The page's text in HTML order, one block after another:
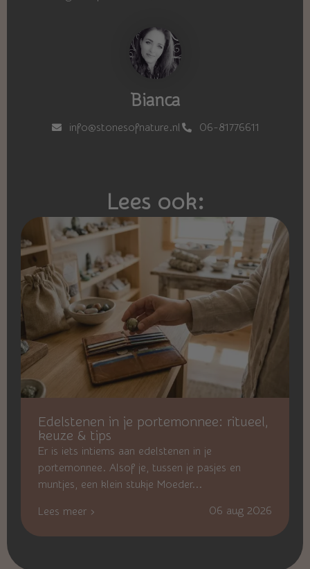
Bianca
info@stonesofnature.nl 06-81776611
Lees ook:
Edelstenen in je portemonnee: ritueel,
keuze & tips
Er is iets intiems aan edelstenen in je
portemonnee. Alsof je, tussen je pasjes en
muntjes, een klein stukje Moeder...
Lees meer › 06 aug 2026